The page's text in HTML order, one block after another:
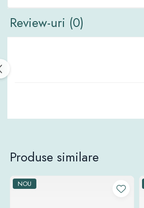
Review-uri (0)
Produse similare
NOU